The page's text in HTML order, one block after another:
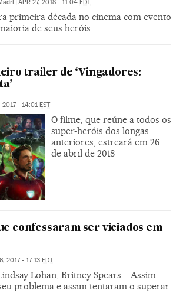
APR 27, 2018 - 11:04 EDT
primeira década no cinema com evento
de seus heróis
trailer de ‘Vingadores:
2017 - 14:01 EST
O filme, que reúne a todos os
super-heróis dos longas
anteriores, estreará em 26
de abril de 2018
confessaram ser viciados em
2017 - 17:13 EDT
Lohan, Britney Spears... Assim
problema e assim tentaram o superar